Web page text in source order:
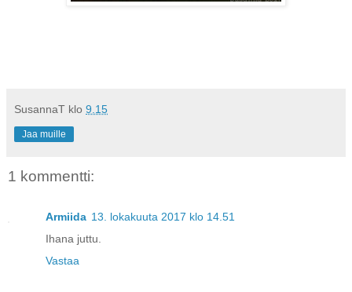
SusannaT klo 9.15
Jaa muille
1 kommentti:
Armiida 13. lokakuuta 2017 klo 14.51
Ihana juttu.
Vastaa